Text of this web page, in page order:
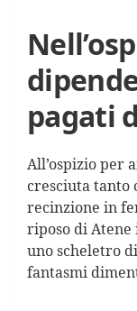
pagati
All’ospizio per
cresciuta tanto
recinzione in
riposo di
uno scheletro
fantasmi